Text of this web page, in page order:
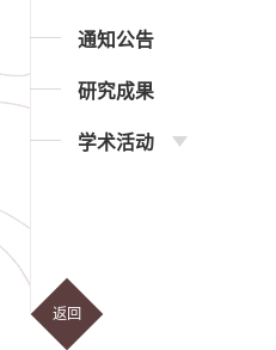
通知公告
研究成果
学术活动
返回